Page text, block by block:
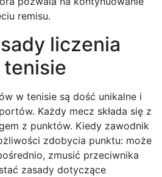
remisu.
liczenia
w tenisie są dość unikalne i
Każdy mecz składa się z
z punktów. Kiedy zawodnik
zdobycia punktu: może
zmusić przeciwnika
zasady dotyczące